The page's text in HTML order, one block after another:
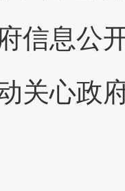
信息公
关心政